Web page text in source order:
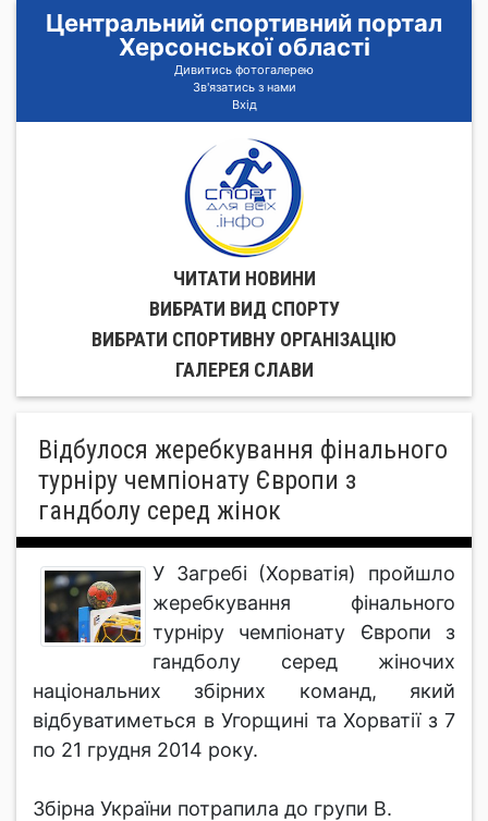
Центральний спортивний портал
Херсонської області
Дивитись фотогалерею
Зв'язатись з нами
Вхід
ЧИТАТИ НОВИНИ
ВИБРАТИ ВИД СПОРТУ
ВИБРАТИ СПОРТИВНУ ОРГАНIЗАЦIЮ
ГАЛЕРЕЯ СЛАВИ
Відбулося жеребкування фінального
турніру чемпіонату Європи з
гандболу серед жінок
У Загребі (Хорватія) пройшло
жеребкування фінального
турніру чемпіонату Європи з
гандболу серед жіночих
національних збірних команд, який
відбуватиметься в Угорщині та Хорватії з 7
по 21 грудня 2014 року.
Збірна України потрапила до групи B.